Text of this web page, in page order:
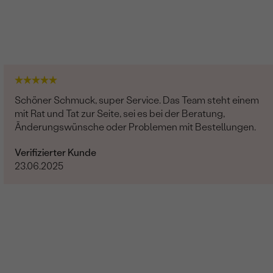
Schöner Schmuck, super Service. Das Team steht einem
mit Rat und Tat zur Seite, sei es bei der Beratung,
Änderungswünsche oder Problemen mit Bestellungen.
Verifizierter Kunde
23.06.2025